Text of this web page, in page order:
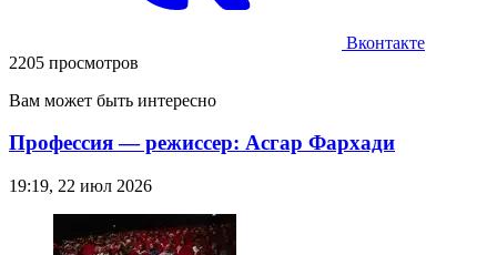
Вконтакте
2205 просмотров
Вам может быть интересно
Профессия — режиссер: Асгар Фархади
19:19, 22 июл 2026